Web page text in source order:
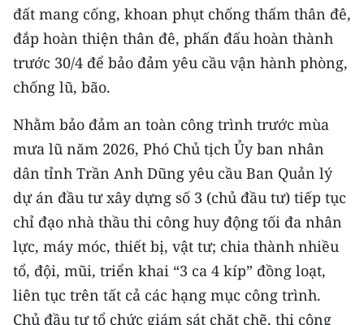
ENGLISH
中文
FRANÇAIS
РУССКИЙ
ESPAÑOL
한국어
đất mang cống, khoan phụt chống thấm thân đê,
đắp hoàn thiện thân đê, phấn đấu hoàn thành
trước 30/4 để bảo đảm yêu cầu vận hành phòng,
chống lũ, bão.
Nhằm bảo đảm an toàn công trình trước mùa
mưa lũ năm 2026, Phó Chủ tịch Ủy ban nhân
dân tỉnh Trần Anh Dũng yêu cầu Ban Quản lý
dự án đầu tư xây dựng số 3 (chủ đầu tư) tiếp tục
chỉ đạo nhà thầu thi công huy động tối đa nhân
lực, máy móc, thiết bị, vật tư; chia thành nhiều
tổ, đội, mũi, triển khai “3 ca 4 kíp” đồng loạt,
liên tục trên tất cả các hạng mục công trình.
Chủ đầu tư tổ chức giám sát chặt chẽ, thi công